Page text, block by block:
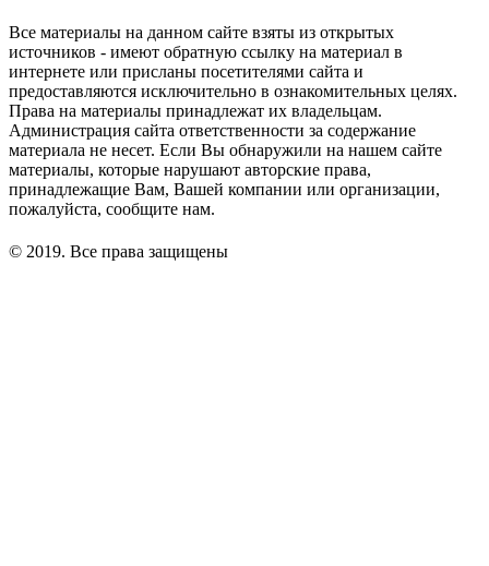
Все материалы на данном сайте взяты из открытых
источников - имеют обратную ссылку на материал в
интернете или присланы посетителями сайта и
предоставляются исключительно в ознакомительных целях.
Права на материалы принадлежат их владельцам.
Администрация сайта ответственности за содержание
материала не несет. Если Вы обнаружили на нашем сайте
материалы, которые нарушают авторские права,
принадлежащие Вам, Вашей компании или организации,
пожалуйста, сообщите нам.
© 2019. Все права защищены